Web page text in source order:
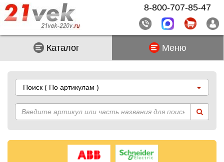
Каталог Меню
Поиск ( По артикулам )
8-800-707-85-47